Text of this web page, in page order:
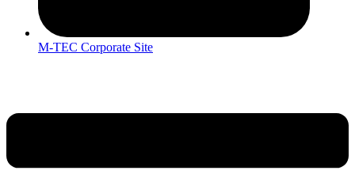
M-TEC Corporate Site